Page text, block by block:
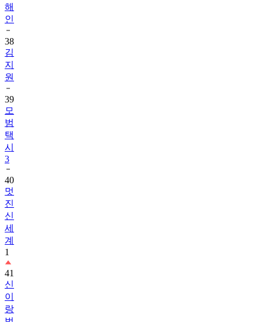
해
인
38
김
지
원
39
모
범
택
시
3
40
멋
진
신
세
계
1
41
신
이
랑